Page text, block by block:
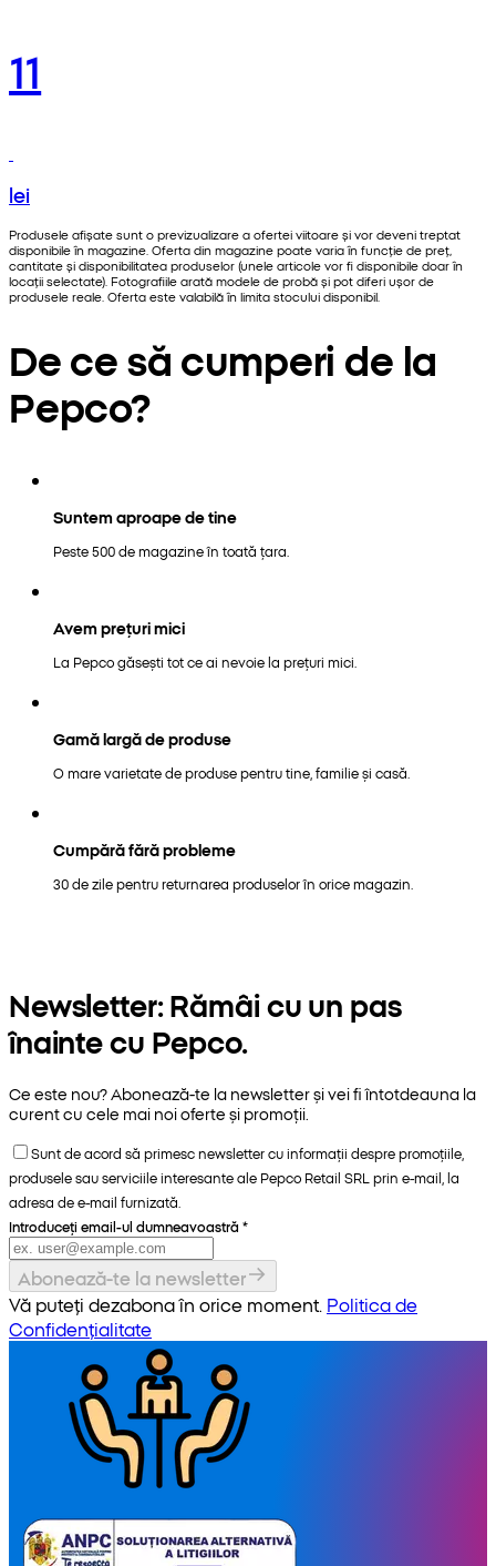
11
lei
Produsele afișate sunt o previzualizare a ofertei viitoare și vor deveni treptat
disponibile în magazine. Oferta din magazine poate varia în funcție de preț,
cantitate și disponibilitatea produselor (unele articole vor fi disponibile doar în
locații selectate). Fotografiile arată modele de probă și pot diferi ușor de
produsele reale. Oferta este valabilă în limita stocului disponibil.
De ce să cumperi de la
Pepco?
Suntem aproape de tine
Peste 500 de magazine în toată țara.
Avem prețuri mici
La Pepco găsești tot ce ai nevoie la prețuri mici.
Gamă largă de produse
O mare varietate de produse pentru tine, familie și casă.
Cumpără fără probleme
30 de zile pentru returnarea produselor în orice magazin.
Newsletter: Rămâi cu un pas
înainte cu Pepco.
Ce este nou? Abonează-te la newsletter și vei fi întotdeauna la
curent cu cele mai noi oferte și promoții.
Sunt de acord să primesc newsletter cu informații despre promoțiile,
produsele sau serviciile interesante ale Pepco Retail SRL prin e-mail, la
adresa de e-mail furnizată.
Introduceți email-ul dumneavoastră *
Abonează-te la newsletter
Vă puteți dezabona în orice moment. Politica de
Confidențialitate